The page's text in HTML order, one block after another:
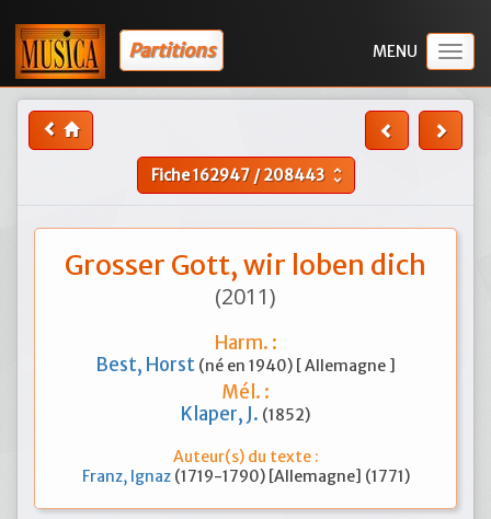
Partitions
Fiche162947/208443 unfold_more
Grosser Gott, wir loben dich
(2011)
Harm. :
Best, Horst (né en 1940) [ Allemagne ]
Mél. :
Klaper, J. (1852)
Auteur(s) du texte :
Franz, Ignaz (1719-1790) [Allemagne] (1771)